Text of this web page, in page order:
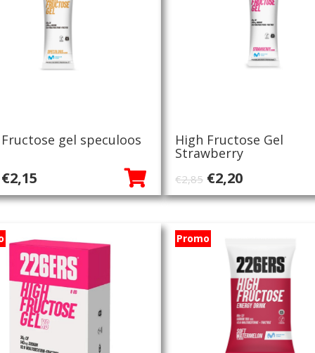
gel speculoos
Oorspronkelijke
prijs
€2,85.
€2,15Huidige
prijs
€2,15.
High Fructose Gel
Strawberry
€2,85
prijs
€2,85.
€2,20Huidige
prijs
Promo